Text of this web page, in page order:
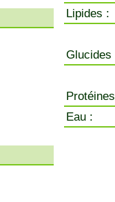
Lipides :
Glucides
Eau :